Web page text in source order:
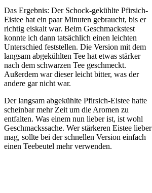
Das Ergebnis: Der Schock-gekühlte Pfirsich-
Eistee hat ein paar Minuten gebraucht, bis er
richtig eiskalt war. Beim Geschmackstest
konnte ich dann tatsächlich einen leichten
Unterschied feststellen. Die Version mit dem
langsam abgekühlten Tee hat etwas stärker
nach dem schwarzen Tee geschmeckt.
Außerdem war dieser leicht bitter, was der
andere gar nicht war.
Der langsam abgekühlte Pfirsich-Eistee hatte
scheinbar mehr Zeit um die Aromen zu
entfalten. Was einem nun lieber ist, ist wohl
Geschmackssache. Wer stärkeren Eistee lieber
mag, sollte bei der schnellen Version einfach
einen Teebeutel mehr verwenden.